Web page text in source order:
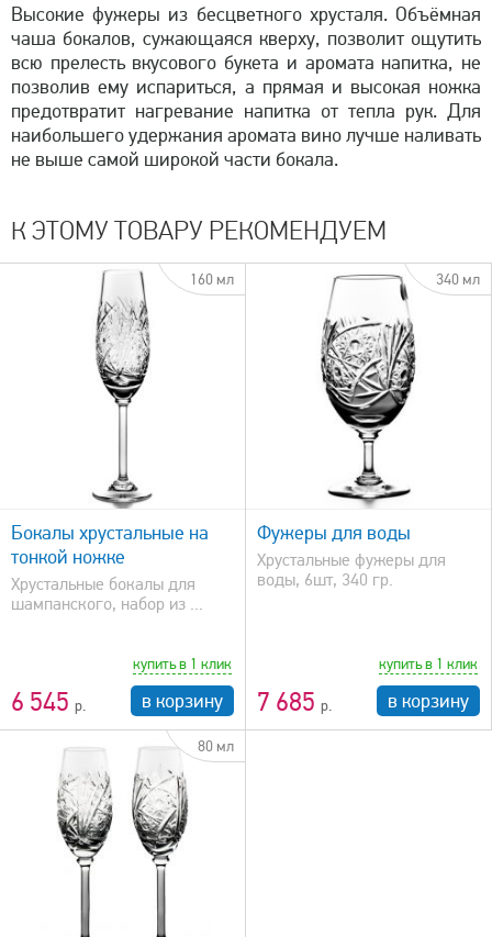
Высокие фужеры из бесцветного хрусталя. Объёмная
чаша бокалов, сужающаяся кверху, позволит ощутить
всю прелесть вкусового букета и аромата напитка, не
позволив ему испариться, а прямая и высокая ножка
предотвратит нагревание напитка от тепла рук. Для
наибольшего удержания аромата вино лучше наливать
не выше самой широкой части бокала.
К ЭТОМУ ТОВАРУ РЕКОМЕНДУЕМ
160 мл
Бокалы хрустальные на
тонкой ножке
Xрустальные бокалы для
шампанского, набор из ...
6 545
купить в 1 клик
в корзину
340 мл
быстрый просмотр
Фужеры для воды
Хрустальные фужеры для
воды, 6шт, 340 гр.
7 685
купить в 1 клик
в корзину
80 мл